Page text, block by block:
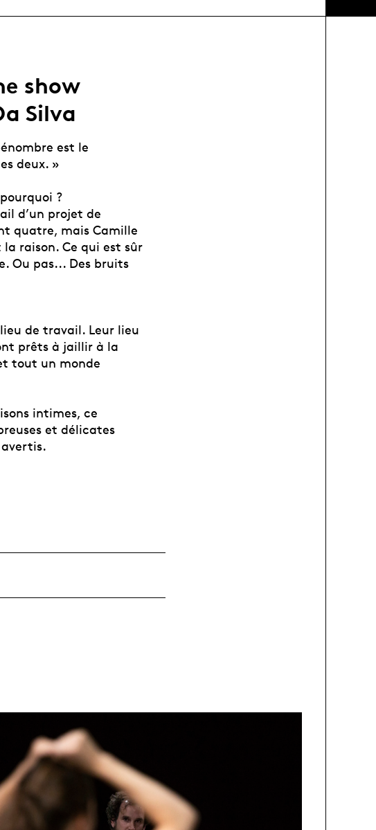
show
Silva
est le
deux. »
?
d’un projet de
quatre, mais Camille
raison. Ce qui est sûr
Ou pas... Des bruits
de travail. Leur lieu
prêts à jaillir à la
tout un monde
intimes, ce
et délicates